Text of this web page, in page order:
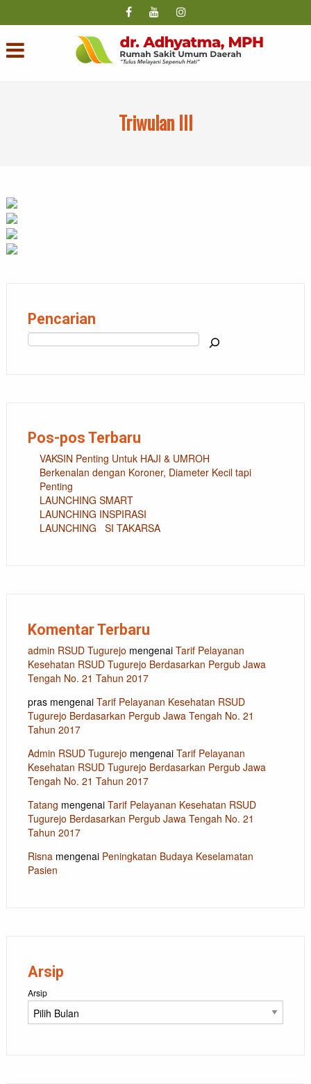
Triwulan III
Pencarian
Pos-pos Terbaru
VAKSIN Penting Untuk HAJI & UMROH
Berkenalan dengan Koroner, Diameter Kecil tapi
Penting
LAUNCHING SMART
LAUNCHING INSPIRASI
LAUNCHING SI TAKARSA
Komentar Terbaru
admin RSUD Tugurejo mengenai Tarif Pelayanan
Kesehatan RSUD Tugurejo Berdasarkan Pergub Jawa
Tengah No. 21 Tahun 2017
prasmengenai Tarif Pelayanan Kesehatan RSUD
Tugurejo Berdasarkan Pergub Jawa Tengah No. 21
Tahun 2017
Admin RSUD Tugurejo mengenai Tarif Pelayanan
Kesehatan RSUD Tugurejo Berdasarkan Pergub Jawa
Tengah No. 21 Tahun 2017
Tatang mengenai Tarif Pelayanan Kesehatan RSUD
Tugurejo Berdasarkan Pergub Jawa Tengah No. 21
Tahun 2017
Risnamengenai Peningkatan Budaya Keselamatan
Pasien
Arsip
Arsip